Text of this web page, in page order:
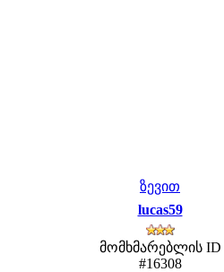
ზევით
lucas59
მომხმარებლის ID
#16308